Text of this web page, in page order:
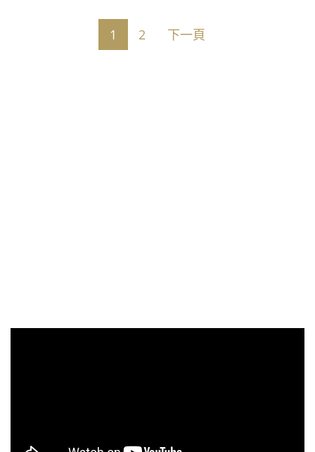
1 2 下一頁